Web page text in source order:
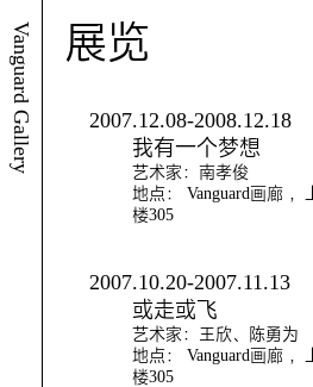
Vanguard Gallery 展览
2007.12.08-2008.12.18
我有一个梦想
艺术家：南孝俊
地点： Vanguard画廊
楼305
2007.10.20-2007.11.13
或走或飞
艺术家：王欣、陈勇为
地点： Vanguard画廊
楼305